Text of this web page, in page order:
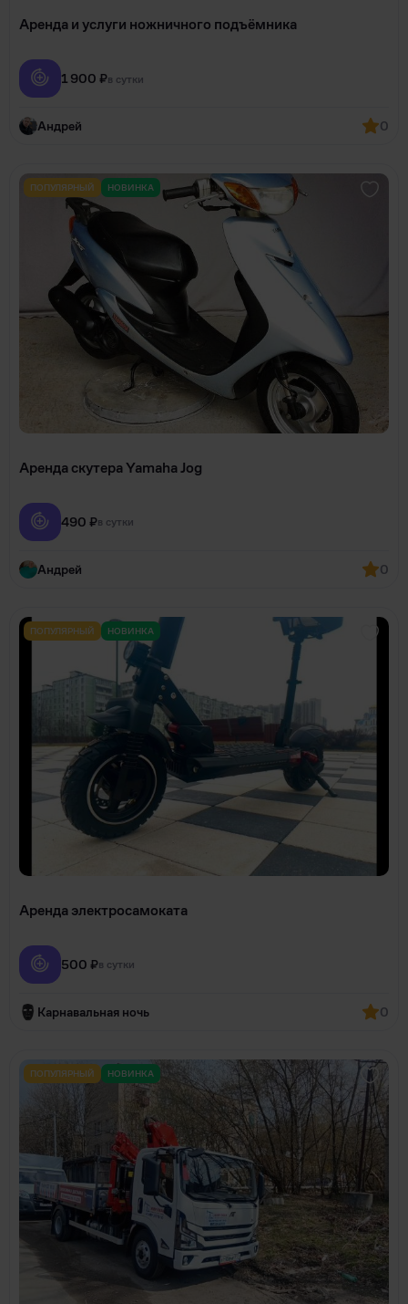
Аренда и услуги ножничного подъёмника
1 900 ₽в сутки
Андрей 0
ПОПУЛЯРНЫЙ НОВИНКА
Аренда скутера Yamaha Jog
490 ₽в сутки
Андрей 0
ПОПУЛЯРНЫЙ НОВИНКА
Аренда электросамоката
500 ₽в сутки
Карнавальная ночь 0
ПОПУЛЯРНЫЙ НОВИНКА